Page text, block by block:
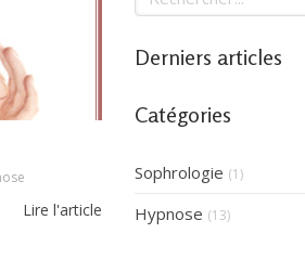
Lire l'article
Derniers articles
Catégories
Sophrologie (1)
Hypnose (13)